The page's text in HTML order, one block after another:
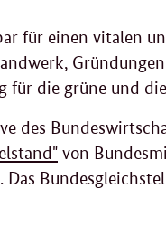
für einen vitalen
für die grüne und
des
von